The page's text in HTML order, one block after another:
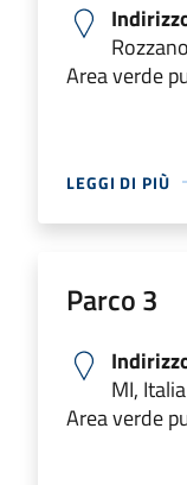
Area verde
LEGGI DI PIÙ
Parco 3
MI, Italia
Area verde